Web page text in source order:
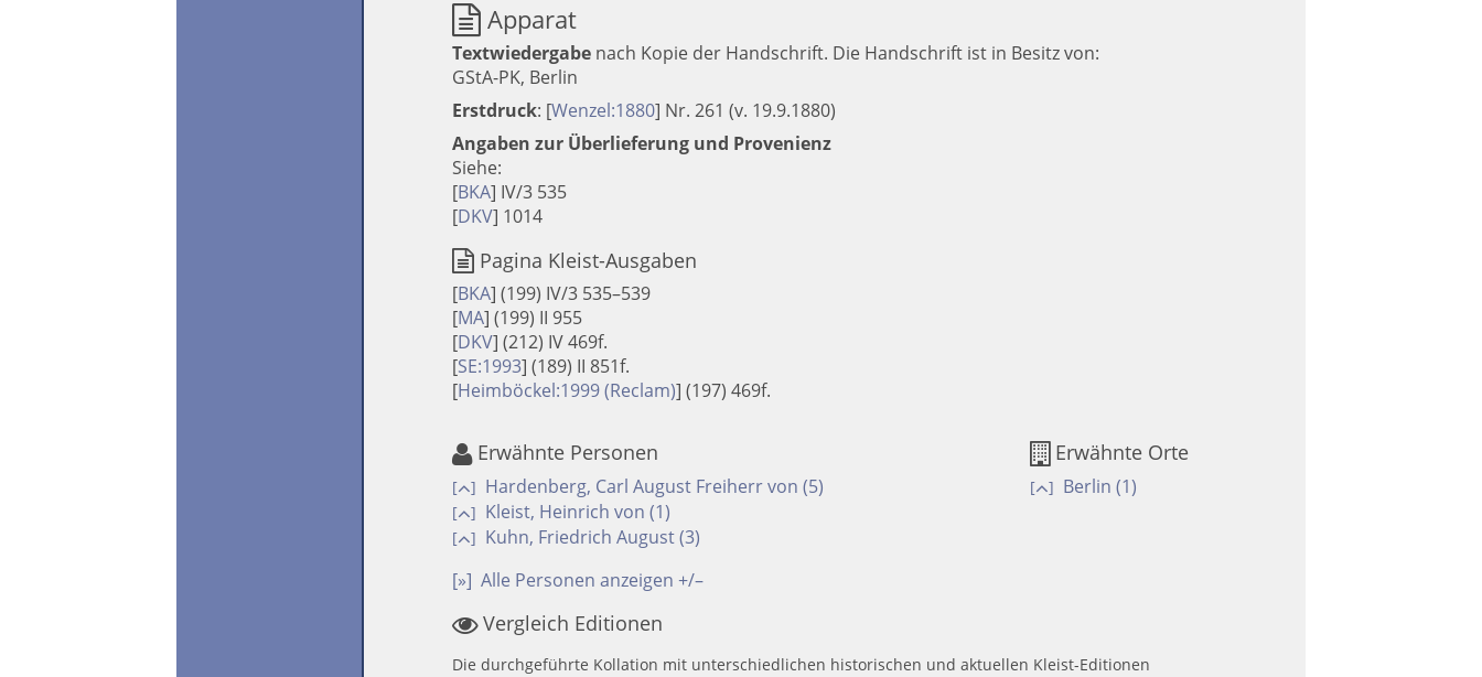
Apparat
Textwiedergabe nach Kopie der Handschrift. Die Handschrift ist in Besitz von:
GStA-PK, Berlin
Erstdruck: [Wenzel:1880] Nr. 261 (v. 19.9.1880)
Angaben zur Überlieferung und Provenienz
Siehe:
[BKA] IV/3 535
[DKV] 1014
Pagina Kleist-Ausgaben
[BKA] (199) IV/3 535–539
[MA] (199) II 955
[DKV] (212) IV 469f.
[SE:1993] (189) II 851f.
[Heimböckel:1999 (Reclam)] (197) 469f.
Erwähnte Personen
[ ] Hardenberg, Carl August Freiherr von (5)
[ ] Kleist, Heinrich von (1)
[ ] Kuhn, Friedrich August (3)
[»] Alle Personen anzeigen +/–
Erwähnte Orte
[ ] Berlin (1)
Vergleich Editionen
Die durchgeführte Kollation mit unterschiedlichen historischen und aktuellen Kleist-Editionen